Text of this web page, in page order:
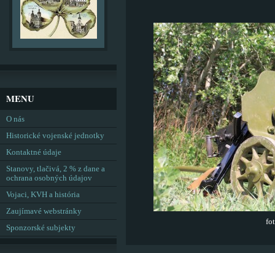
MENU
O nás
Historické vojenské jednotky
Kontaktné údaje
Stanovy, tlačivá, 2 % z dane a
ochrana osobných údajov
Vojaci, KVH a história
Zaujímavé webstránky
Sponzorské subjekty